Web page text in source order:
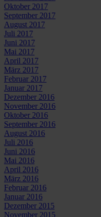
Oktober 2017
September 2017
August 2017
Juli 2017
Juni 2017
Mai 2017
April 2017
März 2017
Februar 2017
Januar 2017
Dezember 2016
November 2016
Oktober 2016
September 2016
August 2016
Juli 2016
Juni 2016
Mai 2016
April 2016
März 2016
Februar 2016
Januar 2016
Dezember 2015
November 2015